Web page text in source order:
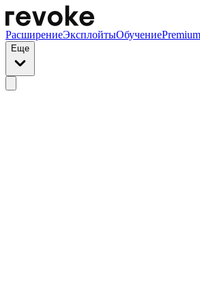
РасширениеЭксплойтыОбучениеPremium
Еще